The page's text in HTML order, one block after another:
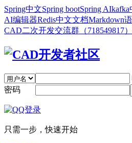
Spring中文Spring bootSpring AIkafka
AI编辑器Redis中文文档Markdown
CAD二次开发交流群（718549817）
密码
只需一步，快速开始